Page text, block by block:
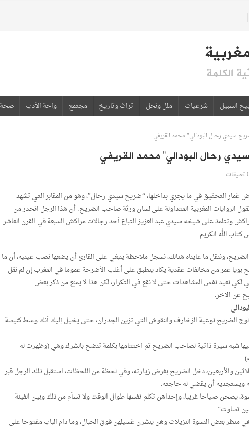
الكلمة
السبيل شرعيات ملل ونحل تراث وتاريخ مجتمع واحة الأدب صحة
سيدي رحال البودالي” محمد القريفي
رحال البودالي” محمد القريفي
غمار التحقيق في ما يجري بداخلها، “ضريح سيدي رحال”، وهو من المقابر التي تشهد
الروايات المغربية المتداولة على لسان ورثة صاحب الضريح: أن هذا الرجل انحدر من
وتتلمذ على شيخه سيدي عبد العزيز التباع أحد رجالات مراكش السبعة في القرن العاشر
الله الكريم.
وننقل ما عايناه هنالك، نسجل ملاحظة ينبغي على القارئ أن يضعها نصب عينيه، أن ما
بويا عمر من مخالفات عقدية يكاد ينطبق على أغلب الأضرحة عموما في المغرب إن لم نقل
لكي نعيد نفس المشاهدات حتى لا نقع في التكرار، لكن هذا لا يمنع من ذكر بعض
عن الآخر.
الضريح نوعية الزخارف والنقوش التي تزين الجدران، حتى يخيل إليك أنك وسط كنيسة
شبه سيرة ذاتية لصاحب الضريح تم اختتامها بكلمة تنضح بالشرك وهي (وظهرت له
والأربعين، دخل الضريح بغرض زيارته، وفي لحظة من اللحظات، استقبل ذلك الرجل قبر
ويستجديه أن يقضي له حاجته.
يصحن صياحا غريبا، وإحداهن تكلم نفسها طوال الوقت ولا تسأم من ذلك وبين الفينة
تساوت”.
منظر بعض النسوة النزيلات وهن ينشرن غسيلهن فوق الحبال، وما دام الباب مفتوحا على